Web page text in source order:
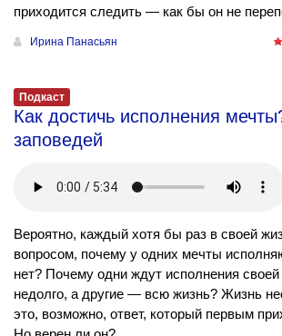
приходится следить — как бы он не
Ирина Панасьян
Подкаст
Как достичь исполнения
заповедей
Вероятно, каждый хотя бы раз в своей
вопросом, почему у одних мечты
нет? Почему одни ждут исполнения
недолго, а другие — всю жизнь? Жизнь
это, возможно, ответ, который первым